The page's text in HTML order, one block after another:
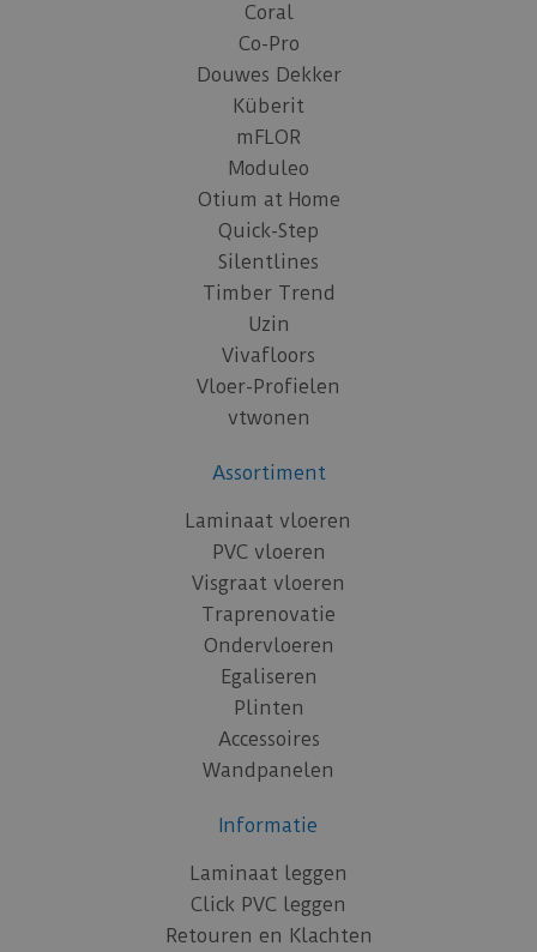
Coral
Co-Pro
Douwes Dekker
Küberit
mFLOR
Moduleo
Otium at Home
Quick-Step
Silentlines
Timber Trend
Uzin
Vivafloors
Vloer-Profielen
vtwonen
Assortiment
Laminaat vloeren
PVC vloeren
Visgraat vloeren
Traprenovatie
Ondervloeren
Egaliseren
Plinten
Accessoires
Wandpanelen
Informatie
Laminaat leggen
Click PVC leggen
Retouren en Klachten